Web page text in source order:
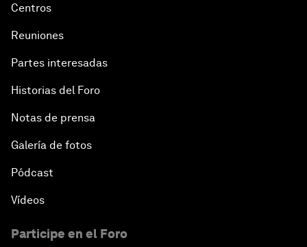
Centros
Reuniones
Partes interesadas
Historias del Foro
Notas de prensa
Galería de fotos
Pódcast
Vídeos
Participe en el Foro